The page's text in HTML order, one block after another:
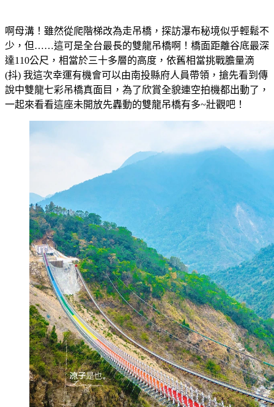
啊母溝！雖然從爬階梯改為走吊橋，探訪瀑布秘境似乎輕鬆不
少，但……這可是全台最長的雙龍吊橋啊！橋面距離谷底最深
達110公尺，相當於三十多層的高度，依舊相當挑戰膽量滴
(抖) 我這次幸運有機會可以由南投縣府人員帶領，搶先看到傳
說中雙龍七彩吊橋真面目，為了欣賞全貌連空拍機都出動了，
一起來看看這座未開放先轟動的雙龍吊橋有多~壯觀吧！